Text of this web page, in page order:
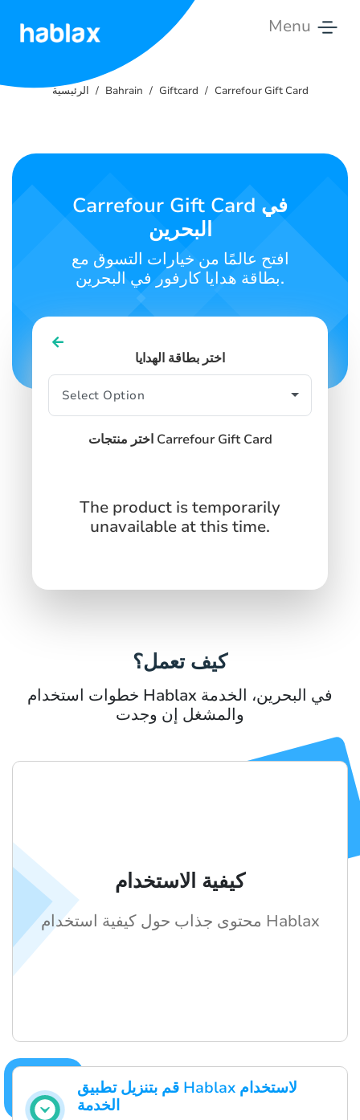
Menu
التعريفات
اتصل
SIGN IN
الرئيسية Bahrain Giftcard Carrefour Gift Card
Carrefour Gift Card في
البحرين
افتح عالمًا من خيارات التسوق مع
بطاقة هدايا كارفور في البحرين.
اختر بطاقة الهدايا
اختر منتجات Carrefour Gift Card
The product is temporarily
unavailable at this time.
كيف تعمل؟
خطوات استخدام Hablax في البحرين، الخدمة
والمشغل إن وجدت
قم بتنزيل تطبيق Hablax لاستخدام
الخدمة
كيفية الاستخدام
محتوى جذاب حول كيفية استخدام Hablax